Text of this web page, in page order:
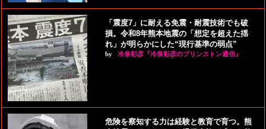
「震度7」に耐える免震・耐震技術でも破
損。令和8年熊本地震の「想定を超えた揺
れ」が明らかにした“現行基準の弱点”
by 冷泉彰彦『冷泉彰彦のプリンストン通信』
危険を察知する力は経験と教育で育つ。熊